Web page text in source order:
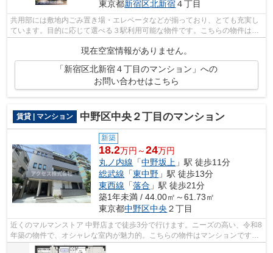
東京都新宿区北新宿４丁目
共用部には敷地内ごみ置き場・エレベータなどが揃っており、とても充実し
ています。目的に応じて選べる３駅利用可能な物件です。こちらの物件はマ
現在空室情報がありません。
「新宿区北新宿４丁目のマンション」への
お問い合わせはこちら
賃貸 | マンション 中野区中央２丁目のマンション
新築
18.2万円～24万円
丸ノ内線 「中野坂上 」駅 徒歩11分
総武線 「東中野 」駅 徒歩13分
東西線 「落合 」駅 徒歩21分
築1年未満 / 44.00㎡～61.73㎡
東京都中野区中央 ２丁目
近くのマルマンストア 中野店まで徒歩3分で行けます。ニーズの高い、令和8
年築の物件で、オシャレな室内が魅力的。こちらの物件はマンションです。
シンプルながらも風の通り道がしっか...